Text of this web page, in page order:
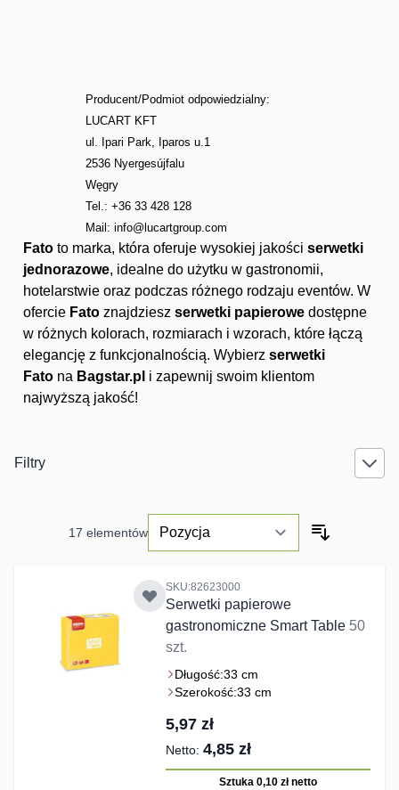
Producent/Podmiot odpowiedzialny:
LUCART KFT
ul. Ipari Park, Iparos u.1
2536 Nyergesújfalu
Węgry
Tel.: +36 33 428 128
Mail: info@lucartgroup.com
Fato to marka, która oferuje wysokiej jakości serwetki
jednorazowe, idealne do użytku w gastronomii,
hotelarstwie oraz podczas różnego rodzaju eventów. W
ofercie Fato znajdziesz serwetki papierowe dostępne
w różnych kolorach, rozmiarach i wzorach, które łączą
elegancję z funkcjonalnością. Wybierz serwetki
Fato na Bagstar.pl i zapewnij swoim klientom
najwyższą jakość!
Filtry
17 elementów
SKU:82623000
Serwetki papierowe
gastronomiczne Smart Table 50
szt.
Długość:33 cm
Szerokość:33 cm
5,97 zł
4,85 zł
Sztuka 0,10 złnetto